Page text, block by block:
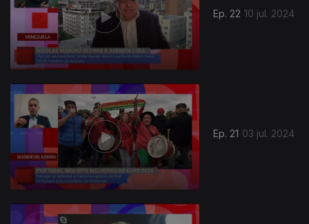
Ep. 22 10 jul. 2024
Ep. 21 03 jul. 2024